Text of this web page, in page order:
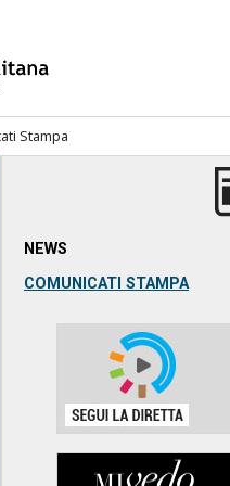
Stampa
NEWS
COMUNICATI STAMPA